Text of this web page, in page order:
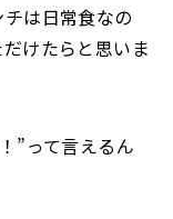
は日常食なの
けたらと思いま
”って言えるん